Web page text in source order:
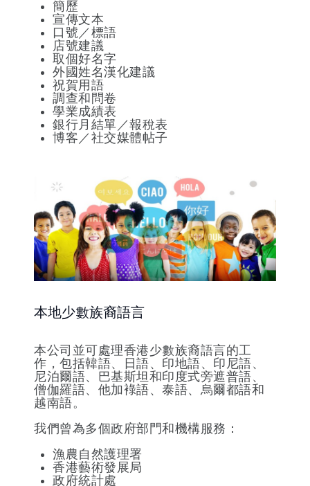
簡歷
宣傳文本
口號／標語
店號建議
取個好名字
外國姓名漢化建議
祝賀用語
調查和問卷
學業成績表
銀行月結單／報稅表
博客／社交媒體帖子
本地少數族裔語言
本公司並可處理香港少數族裔語言的工
作，包括韓語、日語、印地語、印尼語、
尼泊爾語、巴基斯坦和印度式旁遮普語、
僧伽羅語、他加䘵語、泰語、烏爾都語和
越南語。
我們曾為多個政府部門和機構服務：
漁農自然護理署
香港藝術發展局
政府統計處